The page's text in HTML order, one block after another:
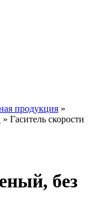
продукция »
» Гаситель скорости
без